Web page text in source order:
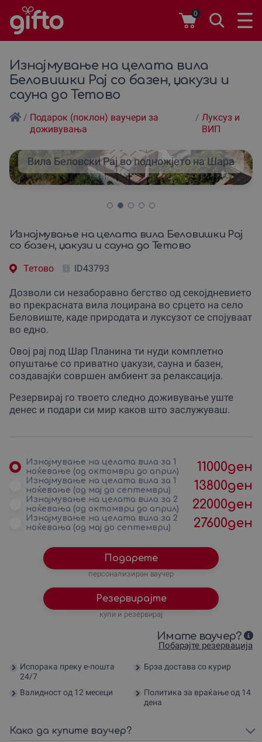
0
Изнајмување на целата вила
Беловишки Рај со базен, џакузи и
сауна до Тетово
/ Подарок (поклон) ваучери за
доживувања
/ Луксуз и
ВИП
Вила Беловски Рај во подножјето на Шара
Изнајмување на целата вила Беловишки Рај
со базен, џакузи и сауна до Тетово
Тетово ID43793
Дозволи си незаборавно бегство од секојдневието
во прекрасната вила лоцирана во срцето на село
Беловиште, каде природата и луксузот се спојуваат
во едно.
Овој рај под Шар Планина ти нуди комплетно
опуштање со приватно џакузи, сауна и базен,
создавајќи совршен амбиент за релаксација.
Резервирај го твоето следно доживување уште
денес и подари си мир каков што заслужуваш.
Изнајмување на целата вила за 1
ноќевање (од октомври до април)
11000ден
Изнајмување на целата вила за 1
ноќевање (од мај до септември)
13800ден
Изнајмување на целата вила за 2
ноќевања (од октомври до април)
22000ден
Изнајмување на целата вила за 2
ноќевања (од мај до септември)
27600ден
Подарете
персонализиран ваучер
Резервирајте
купи и резервирај
Имате ваучер?
Побарајте резервација
Испорака преку е-пошта
24/7
Брза достава со курир
Валидност од 12 месеци
Политика за враќање од 14
дена
Како да купите ваучер?